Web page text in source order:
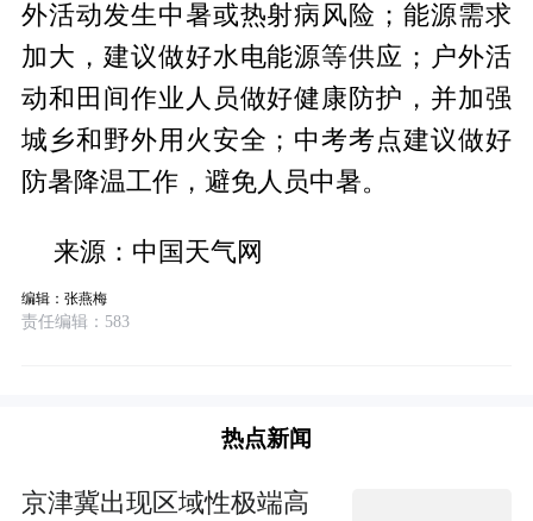
外活动发生中暑或热射病风险；能源需求
加大，建议做好水电能源等供应；户外活
动和田间作业人员做好健康防护，并加强
城乡和野外用火安全；中考考点建议做好
防暑降温工作，避免人员中暑。
来源：中国天气网
编辑：张燕梅
责任编辑：583
热点新闻
京津冀出现区域性极端高